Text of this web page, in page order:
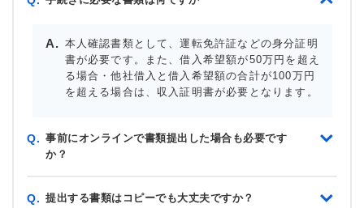
本人確認書類として、運転免許証などの身分証明
書が必要です。また、借入希望額が50万円を超え
る場合・他社借入と借入希望額の合計が100万円
を超える場合は、収入証明書が必要となります。
Q. 事前にオンラインで書類提出した場合も必要です
か？
Q. 提出する書類はコピーでも大丈夫ですか？